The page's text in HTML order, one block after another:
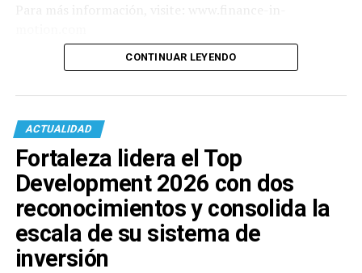
CONTINUAR LEYENDO
ACTUALIDAD
Fortaleza lidera el Top
Development 2026 con dos
reconocimientos y consolida la
escala de su sistema de
inversión